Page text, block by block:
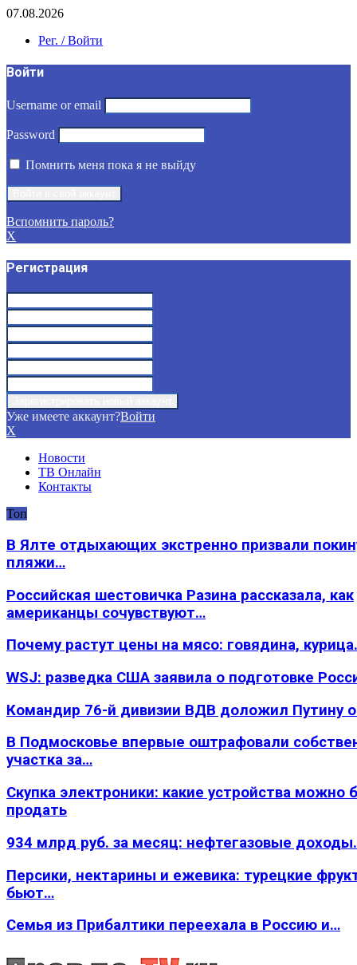
07.08.2026
Рег. / Войти
Войти
Username or email
Password
Помнить меня пока я не выйду
Вспомнить пароль?
X
Регистрация
Уже имеете аккаунт?Войти
X
Новости
ТВ Онлайн
Контакты
Топ
В Ялте отдыхающих экстренно призвали
пляжи…
Российская шестовичка Разина рассказала, как
американцы сочувствуют…
Почему растут цены на мясо: говядина,
WSJ: разведка США заявила о подготовке
Командир 76-й дивизии ВДВ доложил Путину
В Подмосковье впервые оштрафовали
участка за…
Скупка электроники: какие устройства можно
продать
934 млрд руб. за месяц: нефтегазовые
Персики, нектарины и ежевика: турецкие
бьют…
Семья из Прибалтики переехала в Россию и…